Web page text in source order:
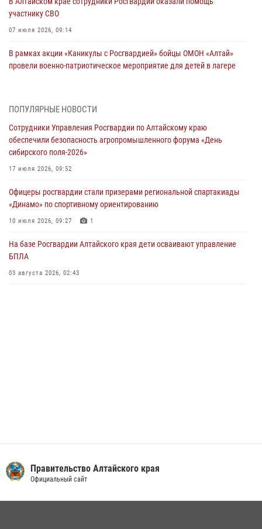
участнику СВО
07 июля 2026, 09:14
В рамках акции «Каникулы с Росгвардией» бойцы ОМОН «Алтай»
провели военно-патриотическое мероприятие для детей в лагере
акции «Коробка храбрости»
Сотрудники Росгвардии провели встречу с юными пограничниками
03 июля 2026, 04:03
Управление Росгвардии по Алтайскому краю провело для детей
02 июля 2026, 00:55
В краевом управлении вневедомственной охраны Росгвардии по
ПОПУЛЯРНЫЕ НОВОСТИ
Сотрудники Управления Росгвардии по Алтайскому краю
обеспечили безопасность агропромышленного форума «День
сибирского поля-2026»
17 июля 2026, 09:52
Офицеры росгвардии стали призерами региональной спартакиады
«Динамо» по спортивному ориентированию
10 июля 2026, 09:27 1
На базе Росгвардии Алтайского края дети осваивают управление
БПЛА
03 августа 2026, 02:43
Правительство Алтайского края
Официальный сайт